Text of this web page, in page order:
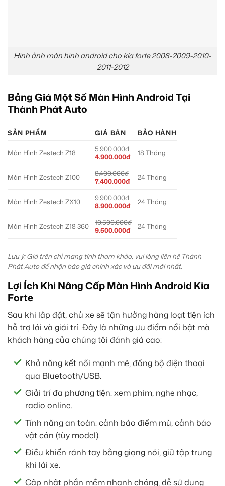
Hình ảnh màn hình android cho kia forte 2008-2009-2010-
2011-2012
Bảng Giá Một Số Màn Hình Android Tại
Thành Phát Auto
SẢN PHẨM GIÁ BÁN BẢO HÀNH
Màn Hình Zestech Z18
5.900.000đ
4.900.000đ
18 Tháng
Màn Hình Zestech Z100
8.400.000đ
7.400.000đ
24 Tháng
Màn Hình Zestech ZX10
9.900.000đ
8.900.000đ
24 Tháng
Màn Hình Zestech Z18 360
10.500.000đ
9.500.000đ
24 Tháng
Lưu ý: Giá trên chỉ mang tính tham khảo, vui lòng liên hệ Thành
Phát Auto để nhận báo giá chính xác và ưu đãi mới nhất.
Lợi Ích Khi Nâng Cấp Màn Hình Android Kia
Forte
Sau khi lắp đặt, chủ xe sẽ tận hưởng hàng loạt tiện ích
hỗ trợ lái và giải trí. Đây là những ưu điểm nổi bật mà
khách hàng của chúng tôi đánh giá cao:
Khả năng kết nối mạnh mẽ, đồng bộ điện thoại
qua Bluetooth/USB.
Giải trí đa phương tiện: xem phim, nghe nhạc,
radio online.
Tính năng an toàn: cảnh báo điểm mù, cảnh báo
vật cản (tùy model).
Điều khiển rảnh tay bằng giọng nói, giữ tập trung
khi lái xe.
Cập nhật phần mềm nhanh chóng, dễ sử dụng